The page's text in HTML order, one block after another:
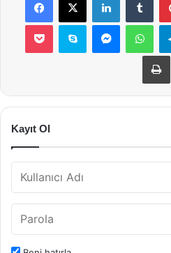
Pocket Skype Messenger
Kayıt Ol